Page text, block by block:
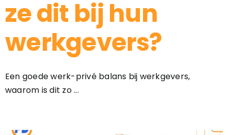
ze dit bij hun
werkgevers?
Een goede werk-privé balans bij werkgevers,
waarom is dit zo ...